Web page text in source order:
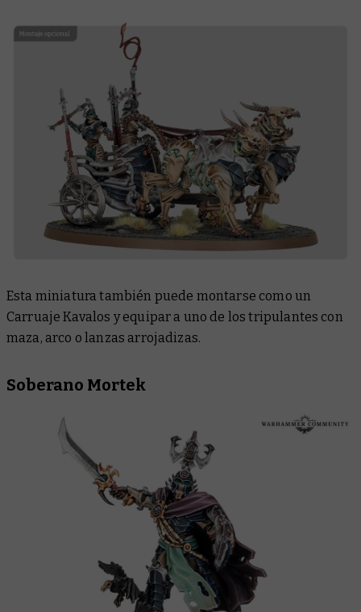
Esta miniatura también puede montarse como un
Carruaje Kavalos y equipar a uno de los tripulantes con
maza, arco o lanzas arrojadizas.
Soberano Mortek